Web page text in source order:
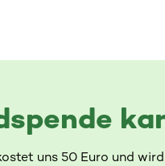
uns 50 Euro und